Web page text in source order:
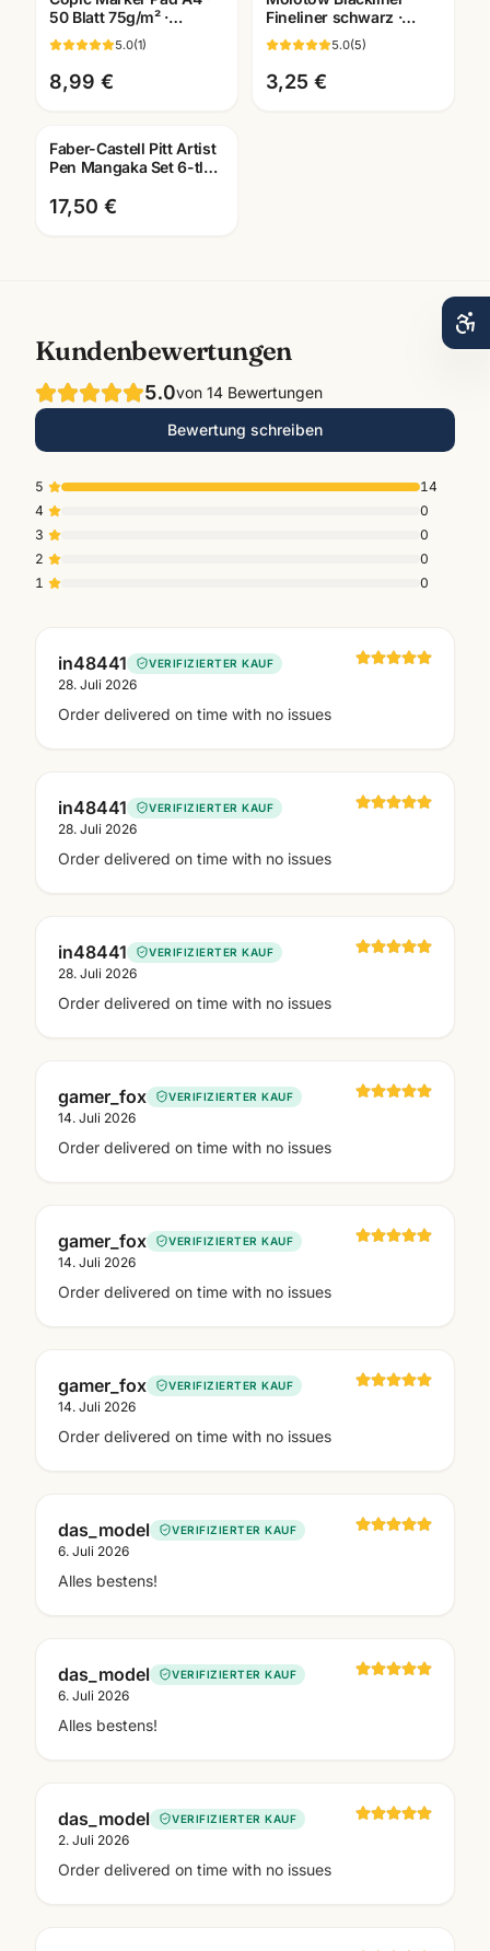
50 Blatt 75g/m² ·
Layoutblock für Marker
· Mannheim
5.0(1)
8,99 €
Fineliner schwarz ·
pigmentiert +
dokumentenecht ·
Künstlerbedarf
5.0(5)
3,25 €
Faber-Castell Pitt Artist
Pen Mangaka Set 6-tlg ·
dokumentenecht
17,50 €
Kundenbewertungen
5.0von 14 Bewertungen
Bewertung schreiben
5
14
4
0
3
0
2
0
1
0
in48441 VERIFIZIERTER KAUF
28. Juli 2026
Order delivered on time with no issues
in48441 VERIFIZIERTER KAUF
28. Juli 2026
Order delivered on time with no issues
in48441 VERIFIZIERTER KAUF
28. Juli 2026
Order delivered on time with no issues
gamer_fox VERIFIZIERTER KAUF
14. Juli 2026
Order delivered on time with no issues
gamer_fox VERIFIZIERTER KAUF
14. Juli 2026
Order delivered on time with no issues
gamer_fox VERIFIZIERTER KAUF
14. Juli 2026
Order delivered on time with no issues
das_model VERIFIZIERTER KAUF
6. Juli 2026
Alles bestens!
das_model VERIFIZIERTER KAUF
6. Juli 2026
Alles bestens!
das_model VERIFIZIERTER KAUF
2. Juli 2026
Order delivered on time with no issues